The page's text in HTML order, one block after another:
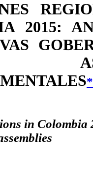
2015:
*
in Colombia